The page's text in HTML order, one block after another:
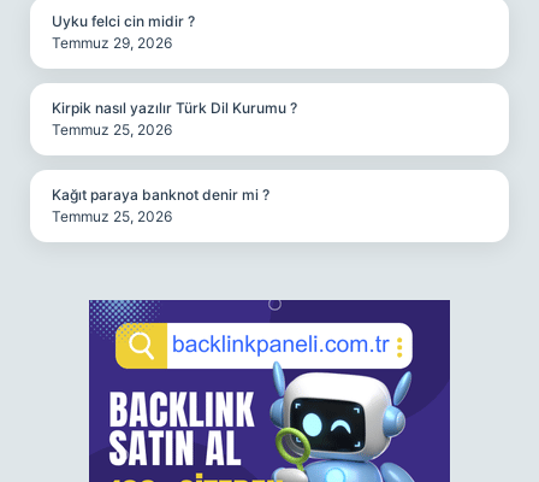
Uyku felci cin midir ?
Temmuz 29, 2026
Kirpik nasıl yazılır Türk Dil Kurumu ?
Temmuz 25, 2026
Kağıt paraya banknot denir mi ?
Temmuz 25, 2026